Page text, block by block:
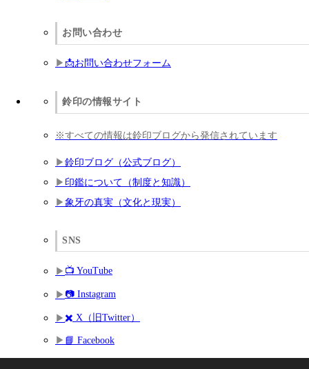
お問い合わせ
📩お問い合わせフォーム
鈴印の情報サイト
※すべての情報は鈴印ブログから発信されています
鈴印ブログ（公式ブログ）
印鑑について（制度と知識）
象牙の真実（文化と現実）
SNS
📺 YouTube
📷 Instagram
✖️ X（旧Twitter）
📘 Facebook